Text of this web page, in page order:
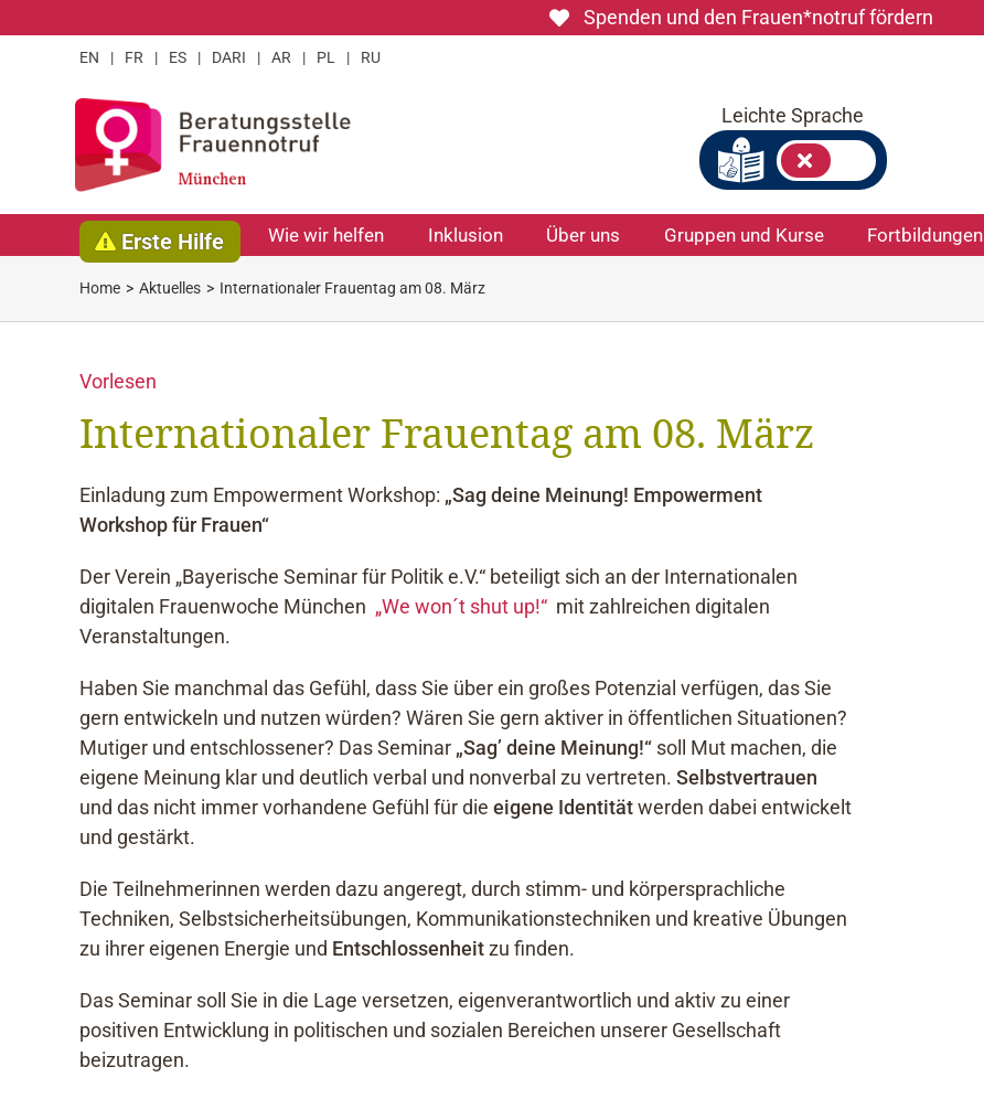
Spenden und den Frauen*notruf fördern
EN | FR | ES | DARI | AR | PL | RU
Leichte Sprache
Erste Hilfe Wie wir helfen Inklusion Über uns Gruppen und Kurse Fortbildungen
Home Aktuelles Internationaler Frauentag am 08. März
Vorlesen
Internationaler Frauentag am 08. März
Einladung zum Empowerment Workshop: „Sag deine Meinung! Empowerment
Workshop für Frauen“
Der Verein „Bayerische Seminar für Politik e.V.“ beteiligt sich an der Internationalen
digitalen Frauenwoche München „We won´t shut up!“mit zahlreichen digitalen
Veranstaltungen.
Haben Sie manchmal das Gefühl, dass Sie über ein großes Potenzial verfügen, das Sie
gern entwickeln und nutzen würden? Wären Sie gern aktiver in öffentlichen Situationen?
Mutiger und entschlossener? Das Seminar „Sag’ deine Meinung!“soll Mut machen, die
eigene Meinung klar und deutlich verbal und nonverbal zu vertreten. Selbstvertrauen
und das nicht immer vorhandene Gefühl für die eigene Identitätwerden dabei entwickelt
und gestärkt.
Die Teilnehmerinnen werden dazu angeregt, durch stimm- und körpersprachliche
Techniken, Selbstsicherheitsübungen, Kommunikationstechniken und kreative Übungen
zu ihrer eigenen Energie und Entschlossenheitzu finden.
Das Seminar soll Sie in die Lage versetzen, eigenverantwortlich und aktiv zu einer
positiven Entwicklung in politischen und sozialen Bereichen unserer Gesellschaft
beizutragen.